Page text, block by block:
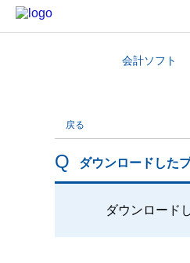
カテゴリから探す
会計ソフト
戻る
ダウンロードした
ダウンロード